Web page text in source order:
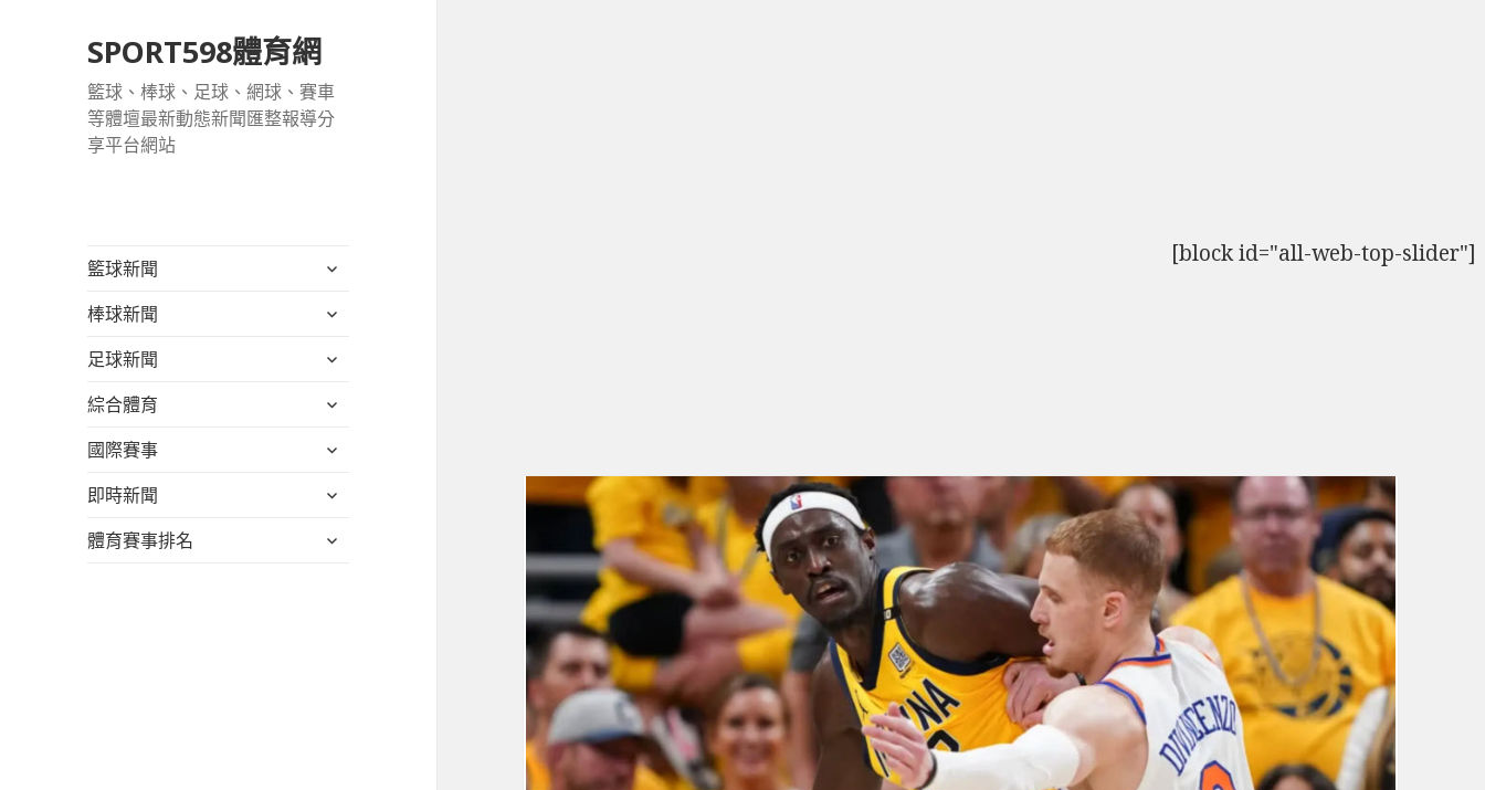
SPORT598體育網
籃球、棒球、足球、網球、賽車
等體壇最新動態新聞匯整報導分
享平台網站
籃球新聞
展
子
單
棒球新聞
展
子
單
足球新聞
展
子
單
綜合體育
展
子
單
國際賽事
展
子
單
即時新聞
展
子
體育賽事排名
展
[block id="all-web-top-slider"]